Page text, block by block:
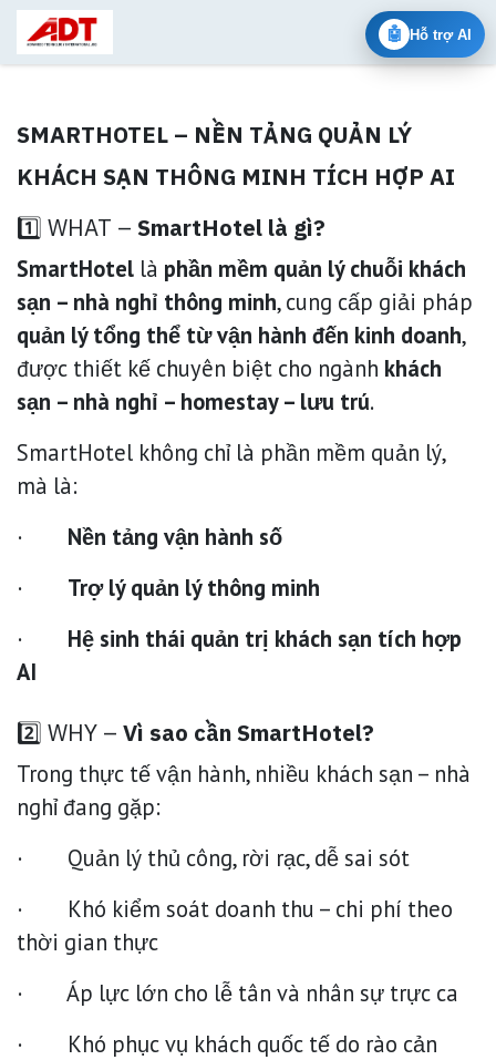
🤖 Hỗ trợ AI
Skip to Content
SMARTHOTEL – NỀN TẢNG QUẢN LÝ
KHÁCH SẠN THÔNG MINH TÍCH HỢP AI
1️⃣ WHAT – SmartHotel là gì?
SmartHotel là phần mềm quản lý chuỗi khách
sạn – nhà nghỉ thông minh, cung cấp giải pháp
quản lý tổng thể từ vận hành đến kinh doanh,
được thiết kế chuyên biệt cho ngành khách
sạn – nhà nghỉ – homestay – lưu trú.
SmartHotel không chỉ là phần mềm quản lý,
mà là:
· Nền tảng vận hành số
· Trợ lý quản lý thông minh
· Hệ sinh thái quản trị khách sạn tích hợp
AI
2️⃣ WHY – Vì sao cần SmartHotel?
Trong thực tế vận hành, nhiều khách sạn – nhà
nghỉ đang gặp:
· Quản lý thủ công, rời rạc, dễ sai sót
· Khó kiểm soát doanh thu – chi phí theo
thời gian thực
· Áp lực lớn cho lễ tân và nhân sự trực ca
· Khó phục vụ khách quốc tế do rào cản